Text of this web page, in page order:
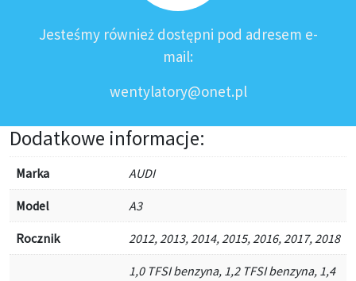
Jesteśmy również dostępni pod adresem e-
mail:
wentylatory@onet.pl
Dodatkowe informacje:
Marka AUDI
Model A3
Rocznik 2012, 2013, 2014, 2015, 2016, 2017, 2018
1,0 TFSI benzyna, 1,2 TFSI benzyna, 1,4